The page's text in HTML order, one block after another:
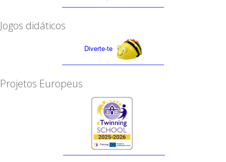
Jogos didáticos
Diverte-te
Projetos Europeus